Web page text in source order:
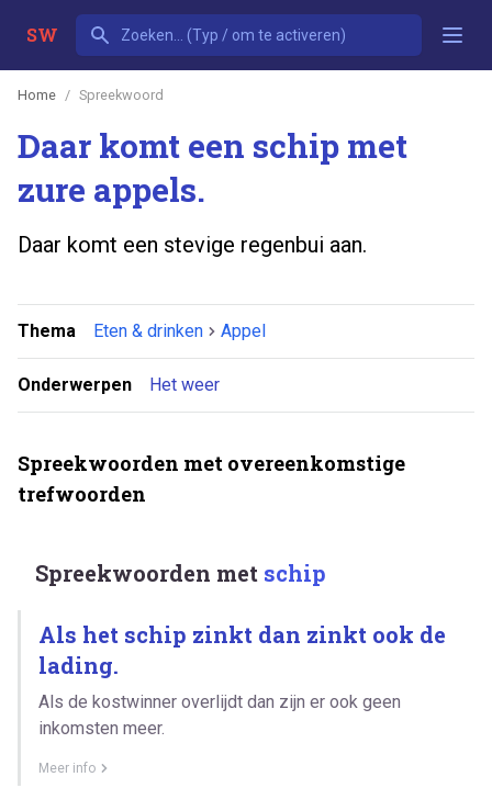
SW
Home Spreekwoord
Daar komt een schip met
zure appels.
Daar komt een stevige regenbui aan.
Thema Eten & drinken Appel
Onderwerpen Het weer
Spreekwoorden met overeenkomstige
trefwoorden
Spreekwoorden met schip
Als het schip zinkt dan zinkt ook de
lading.
Als de kostwinner overlijdt dan zijn er ook geen
inkomsten meer.
Meer info